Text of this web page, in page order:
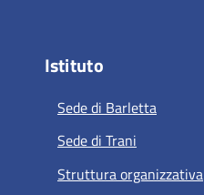
Istituto
Sede di Barletta
Sede di Trani
Struttura organizzativa